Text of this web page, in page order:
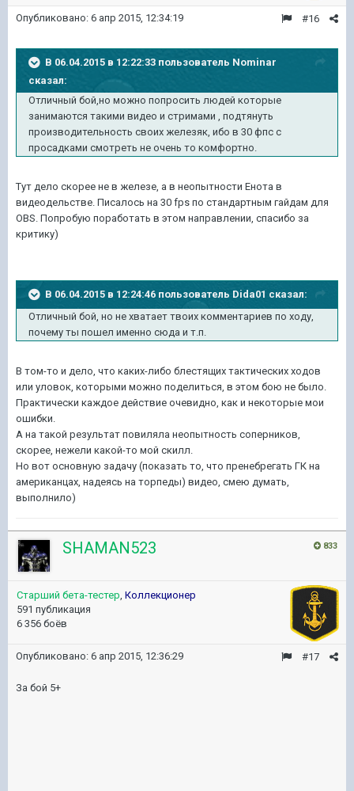
#16
Опубликовано: 6 апр 2015, 12:34:19
В 06.04.2015 в 12:22:33 пользователь Nominar
сказал:
Отличный бой,но можно попросить людей которые
занимаются такими видео и стримами , подтянуть
производительность своих железяк, ибо в 30 фпс с
просадками смотреть не очень то комфортно.
Тут дело скорее не в железе, а в неопытности Енота в
видеодельстве. Писалось на 30 fps по стандартным гайдам для
OBS. Попробую поработать в этом направлении, спасибо за
критику)
В 06.04.2015 в 12:24:46 пользователь Dida01 сказал:
Отличный бой, но не хватает твоих комментариев по ходу,
почему ты пошел именно сюда и т.п.
В том-то и дело, что каких-либо блестящих тактических ходов
или уловок, которыми можно поделиться, в этом бою не было.
Практически каждое действие очевидно, как и некоторые мои
ошибки.
А на такой результат повиляла неопытность соперников,
скорее, нежели какой-то мой скилл.
Но вот основную задачу (показать то, что пренебрегать ГК на
американцах, надеясь на торпеды) видео, смею думать,
выполнило)
833
SHAMAN523
Старший бета-тестер, Коллекционер
591 публикация
6 356 боёв
#17
Опубликовано: 6 апр 2015, 12:36:29
За бой 5+